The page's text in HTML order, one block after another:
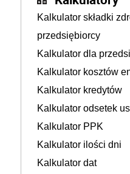
Kalkulator składki
przedsiębiorcy
Kalkulator dla
Kalkulator kosztów
Kalkulator kredytów
Kalkulator odsetek
Kalkulator PPK
Kalkulator ilości dni
Kalkulator dat